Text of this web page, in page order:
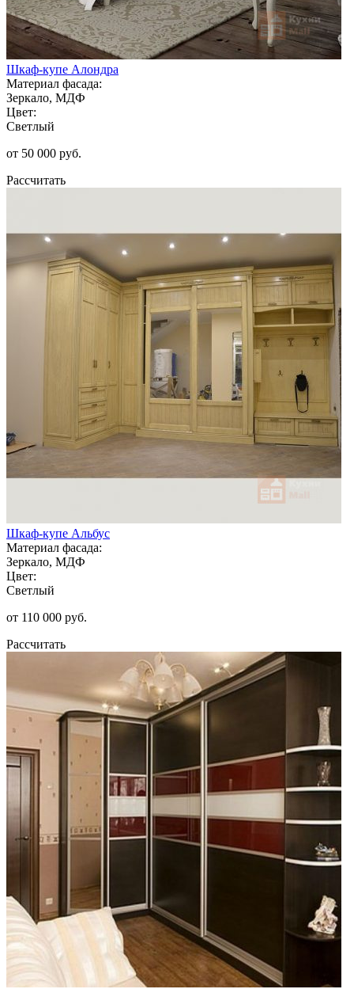
Шкаф-купе Алондра
Материал фасада:
Зеркало, МДФ
Цвет:
Светлый
от 50 000 руб.
Рассчитать
Шкаф-купе Альбус
Материал фасада:
Зеркало, МДФ
Цвет:
Светлый
от 110 000 руб.
Рассчитать